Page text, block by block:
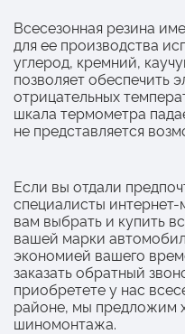
Всесезонная резина
для ее производства
углерод, кремний,
позволяет обеспечить
отрицательных
шкала термометра
не представляется
Если вы отдали
специалисты интернет-
вам выбрать и купить
вашей марки
экономией вашего
заказать обратный
приобретете у нас
районе, мы предложим
шиномонтажа.